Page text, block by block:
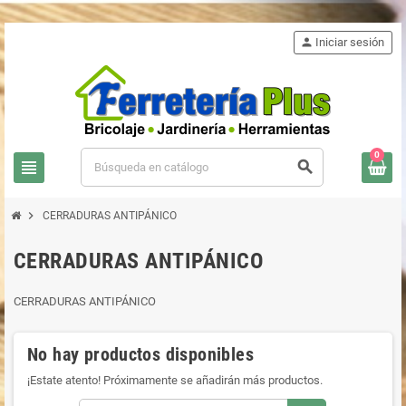
view_headline search
person Iniciar sesión
0
chevron_right CERRADURAS ANTIPÁNICO
CERRADURAS ANTIPÁNICO
CERRADURAS ANTIPÁNICO
No hay productos disponibles
¡Estate atento! Próximamente se añadirán más productos.